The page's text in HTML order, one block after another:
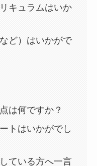
キュラムはいか
ど）はいかがで
は何ですか？
トはいかがでし
ている方へ一言